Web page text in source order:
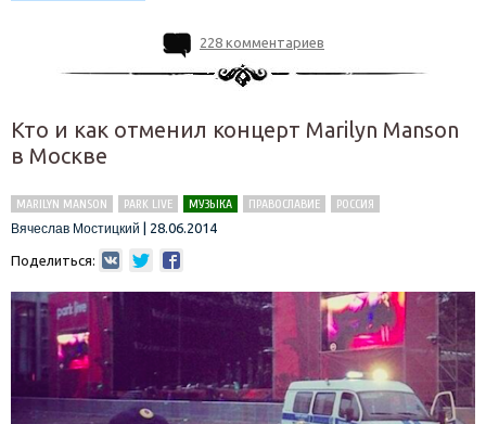
228 комментариев
Кто и как отменил концерт Marilyn Manson
в Москве
MARILYN MANSON PARK LIVE МУЗЫКА ПРАВОСЛАВИЕ
РОССИЯ
Вячеслав Мостицкий
28.06.2014
Поделиться: